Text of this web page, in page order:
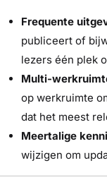
Frequente
publiceert of
lezers één plek
Multi-
op werkruimte
dat het meest
Meertalige
wijzigen om